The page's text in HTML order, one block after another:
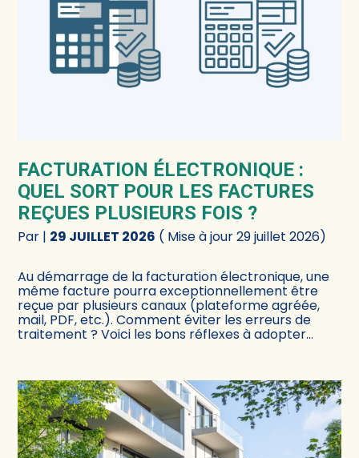
FACTURATION ÉLECTRONIQUE :
QUEL SORT POUR LES FACTURES
REÇUES PLUSIEURS FOIS ?
Par | 29 JUILLET 2026 ( Mise à jour 29 juillet 2026)
Au démarrage de la facturation électronique, une
même facture pourra exceptionnellement être
reçue par plusieurs canaux (plateforme agréée,
mail, PDF, etc.). Comment éviter les erreurs de
traitement ? Voici les bons réflexes à adopter…